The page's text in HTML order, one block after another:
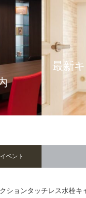
最新
ベント
ションタッチレス水栓キ